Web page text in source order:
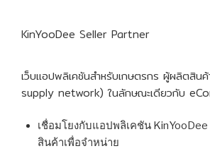
KinYooDee Seller Partner
เว็บแอปพลิเคชันสำหรับเกษตรกร ผู้ผลิตสิน
supply network) ในลักษณะเดียวกับ
เชื่อมโยงกับแอปพลิเคชัน
สินค้าเพื่อจำหน่าย